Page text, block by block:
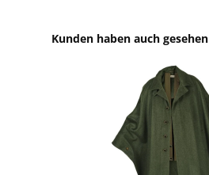
Produktgalerie überspringen
Kunden haben auch gesehen